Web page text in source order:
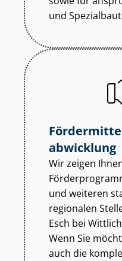
und
abwicklung
Wir zeigen
und weiteren
regionalen
Esch bei
Wenn Sie
auch die